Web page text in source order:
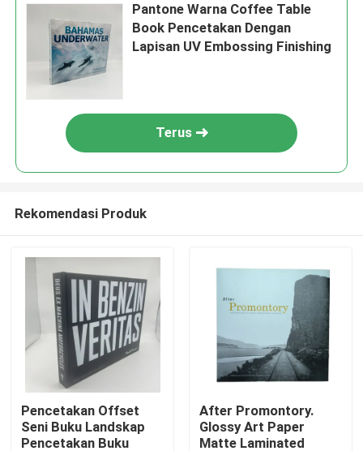
Pantone Warna Coffee Table
Book Pencetakan Dengan
Lapisan UV Embossing Finishing
Terus
Rekomendasi Produk
Pencetakan Offset
Seni Buku Landskap
Pencetakan Buku
After Promontory.
Glossy Art Paper
Matte Laminated